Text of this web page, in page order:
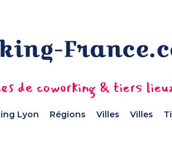
de coworking & tiers
Lyon Régions Villes Villes